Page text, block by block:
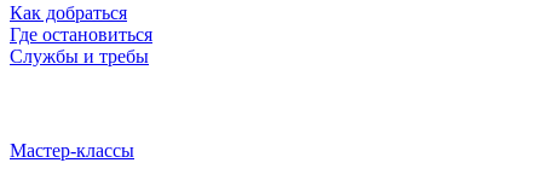
Как добраться
Где остановиться
Службы и требы
Мастер-классы